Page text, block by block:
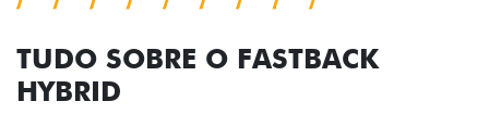
TUDO SOBRE O FASTBACK
HYBRID